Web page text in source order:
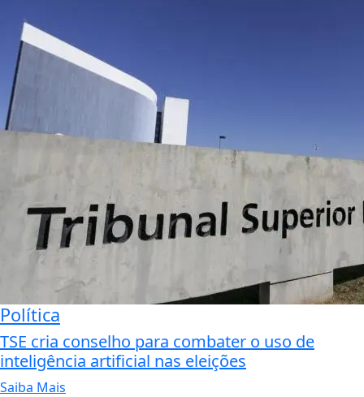
Política
TSE cria conselho para combater o uso de
inteligência artificial nas eleições
Saiba Mais